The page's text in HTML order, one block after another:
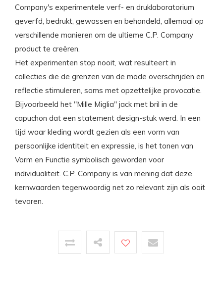
Company's experimentele verf- en druklaboratorium
geverfd, bedrukt, gewassen en behandeld, allemaal op
verschillende manieren om de ultieme C.P. Company
product te creëren.
Het experimenten stop nooit, wat resulteert in
collecties die de grenzen van de mode overschrijden en
reflectie stimuleren, soms met opzettelijke provocatie.
Bijvoorbeeld het "Mille Miglia" jack met bril in de
capuchon dat een statement design-stuk werd. In een
tijd waar kleding wordt gezien als een vorm van
persoonlijke identiteit en expressie, is het tonen van
Vorm en Functie symbolisch geworden voor
individualiteit. C.P. Company is van mening dat deze
kernwaarden tegenwoordig net zo relevant zijn als ooit
tevoren.